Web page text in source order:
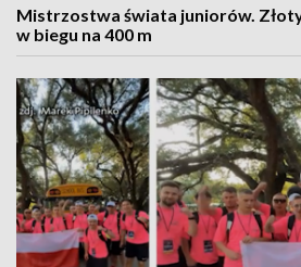
Mistrzostwa świata juniorów.
w biegu na 400 m